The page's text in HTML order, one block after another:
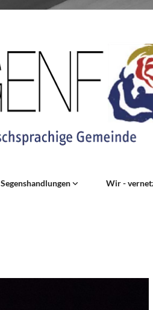
Segenshandlungen Wir -